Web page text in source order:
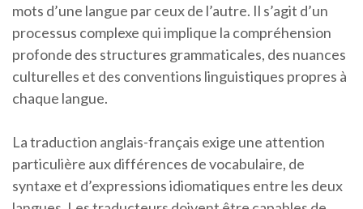
mots d’une langue par ceux de l’autre. Il s’agit d’un
processus complexe qui implique la compréhension
profonde des structures grammaticales, des nuances
culturelles et des conventions linguistiques propres à
chaque langue.
La traduction anglais-français exige une attention
particulière aux différences de vocabulaire, de
syntaxe et d’expressions idiomatiques entre les deux